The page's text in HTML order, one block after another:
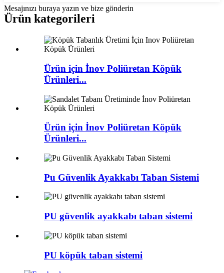
Mesajınızı buraya yazın ve bize gönderin
Ürün kategorileri
Ürün için İnov Poliüretan Köpük
Ürünleri...
Ürün için İnov Poliüretan Köpük
Ürünleri...
Pu Güvenlik Ayakkabı Taban Sistemi
PU güvenlik ayakkabı taban sistemi
PU köpük taban sistemi